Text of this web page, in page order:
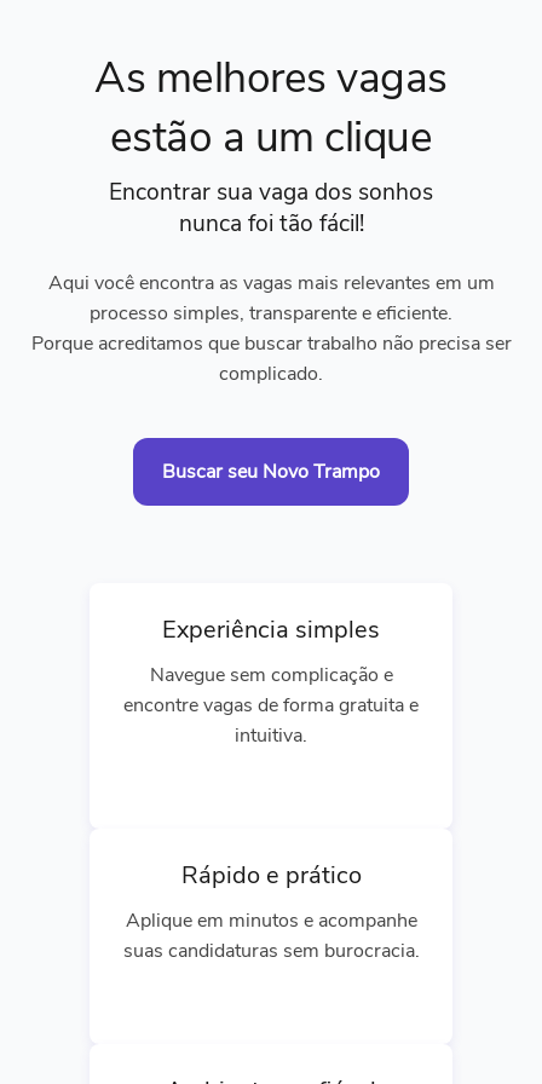
As melhores vagas
estão a um clique
Encontrar sua vaga dos sonhos
nunca foi tão fácil!
Aqui você encontra as vagas mais relevantes em um
processo simples, transparente e eficiente.
Porque acreditamos que buscar trabalho não precisa ser
complicado.
Buscar seu Novo Trampo
Experiência simples
Navegue sem complicação e
encontre vagas de forma gratuita e
intuitiva.
Rápido e prático
Aplique em minutos e acompanhe
suas candidaturas sem burocracia.